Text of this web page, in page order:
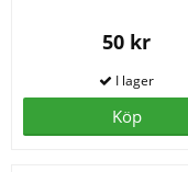
50 kr
Köp